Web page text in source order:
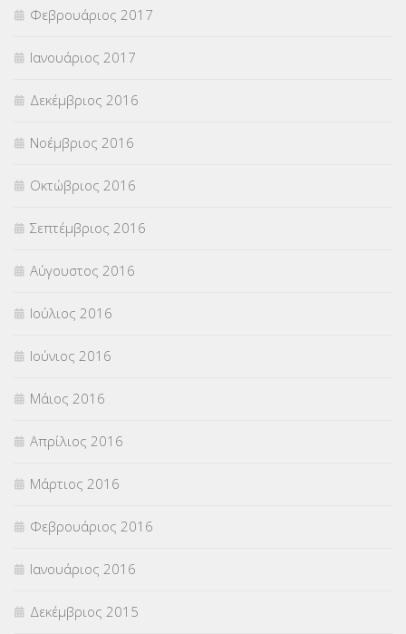
Φεβρουάριος 2017
Ιανουάριος 2017
Δεκέμβριος 2016
Νοέμβριος 2016
Οκτώβριος 2016
Σεπτέμβριος 2016
Αύγουστος 2016
Ιούλιος 2016
Ιούνιος 2016
Μάιος 2016
Απρίλιος 2016
Μάρτιος 2016
Φεβρουάριος 2016
Ιανουάριος 2016
Δεκέμβριος 2015